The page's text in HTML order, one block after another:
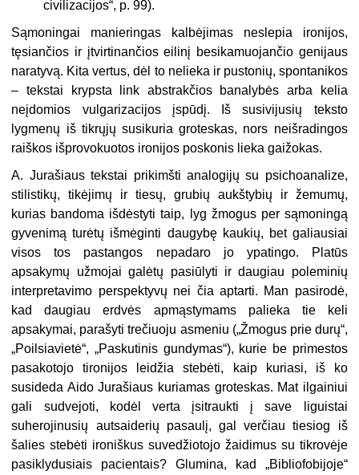
civilizacijos“, p. 99).
Sąmoningai manieringas kalbėjimas neslepia ironijos,
tęsiančios ir įtvirtinančios eilinį besikamuojančio genijaus
naratyvą. Kita vertus, dėl to nelieka ir pustonių, spontanikos
– tekstai krypsta link abstrakčios banalybės arba kelia
neįdomios vulgarizacijos įspūdį. Iš susivijusių teksto
lygmenų iš tikrųjų susikuria groteskas, nors neišradingos
raiškos išprovokuotos ironijos poskonis lieka gaižokas.
A. Jurašiaus tekstai prikimšti analogijų su psichoanalize,
stilistikų, tikėjimų ir tiesų, grubių aukštybių ir žemumų,
kurias bandoma išdėstyti taip, lyg žmogus per sąmoningą
gyvenimą turėtų išmėginti daugybę kaukių, bet galiausiai
visos tos pastangos nepadaro jo ypatingo. Platūs
apsakymų užmojai galėtų pasiūlyti ir daugiau poleminių
interpretavimo perspektyvų nei čia aptarti. Man pasirodė,
kad daugiau erdvės apmąstymams palieka tie keli
apsakymai, parašyti trečiuoju asmeniu („Žmogus prie durų“,
„Poilsiavietė“, „Paskutinis gundymas“), kurie be primestos
pasakotojo tironijos leidžia stebėti, kaip kuriasi, iš ko
susideda Aido Jurašiaus kuriamas groteskas. Mat ilgainiui
gali sudvejoti, kodėl verta įsitraukti į save liguistai
suherojinusių autsaiderių pasaulį, gal verčiau tiesiog iš
šalies stebėti ironiškus suvedžiotojo žaidimus su tikrovėje
pasiklydusiais pacientais? Glumina, kad „Bibliofobijoje“